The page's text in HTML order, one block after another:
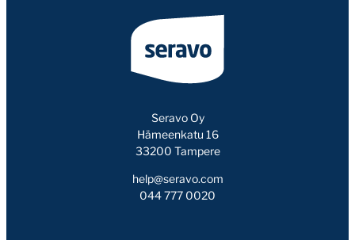
Seravo Oy
Hämeenkatu 16
33200 Tampere
help@seravo.com
044 777 0020